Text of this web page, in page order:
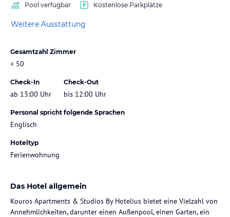
Pool verfügbar
Kostenlose Parkplätze
Weitere Ausstattung
Gesamtzahl Zimmer
< 50
Check-In
ab 13:00 Uhr
Check-Out
bis 12:00 Uhr
Personal spricht folgende Sprachen
Englisch
Hoteltyp
Ferienwohnung
Das Hotel allgemein
Kouros Apartments & Studios By Hotelius bietet eine Vielzahl von
Annehmlichkeiten, darunter einen Außenpool, einen Garten, ein